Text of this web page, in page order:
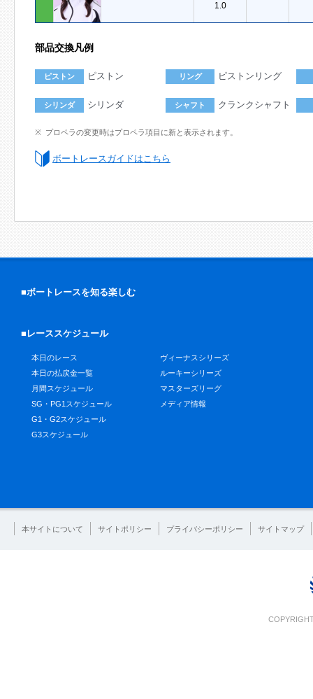
1.0
部品交換凡例
ピストン ピストン リング ピストンリング
シリンダ シリンダ シャフト クランクシャフト
プロペラの変更時はプロペラ項目に新と表示されます。
ボートレースガイドはこちら
■ボートレースを知る楽しむ
■レーススケジュール
本日のレース
本日の払戻金一覧
月間スケジュール
SG・PG1スケジュール
G1・G2スケジュール
G3スケジュール
ヴィーナスシリーズ
ルーキーシリーズ
マスターズリーグ
メディア情報
本サイトについて サイトポリシー プライバシーポリシー サイトマップ